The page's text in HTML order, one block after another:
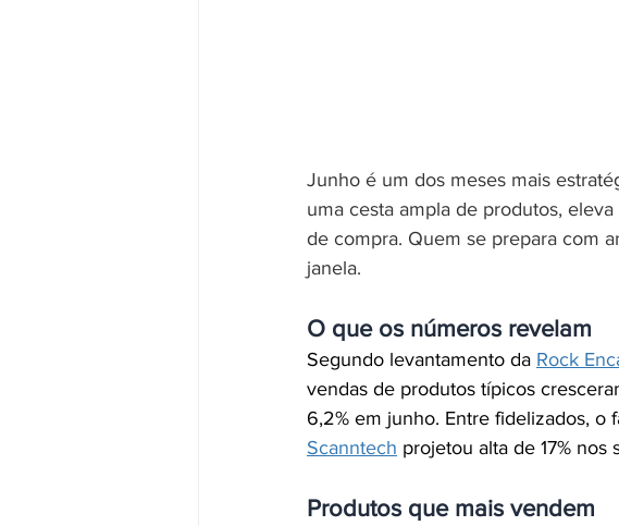
Junho é um dos meses mais
uma cesta ampla de produtos,
de compra. Quem se prepara com
janela.
O que os números revelam
Segundo levantamento da Rock
vendas de produtos típicos
6,2% em junho. Entre fidelizados, o
Scanntech projetou alta de 17%
Produtos que mais vendem